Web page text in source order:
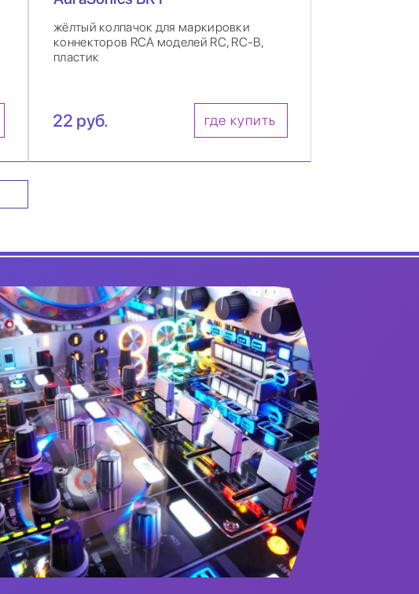
жёлтый колпачок для маркировки
коннекторов RCA моделей RC, RC-B,
пластик
22 руб. где купить